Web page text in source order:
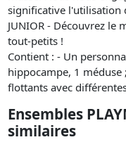
significative l'utilisation
JUNIOR - Découvrez le
tout-petits !
Contient : - Un
hippocampe, 1 méduse
flottants avec
Ensembles
similaires